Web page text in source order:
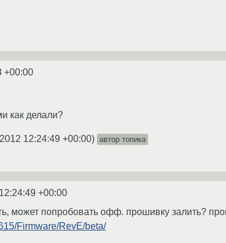
+00:00
как делали?
12:24:49 +00:00) автор топика
+00:00
может попробовать офф. прошивку залить?
Firmware/RevE/beta/